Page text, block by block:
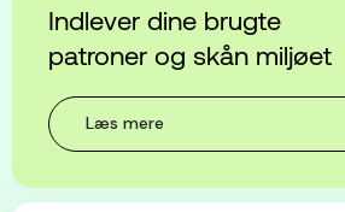
Indlever dine brugte
patroner og skån miljøet
Læs mere